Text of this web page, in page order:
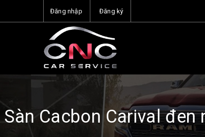
Đăng nhập Đăng ký
Sàn Cacbon Carival